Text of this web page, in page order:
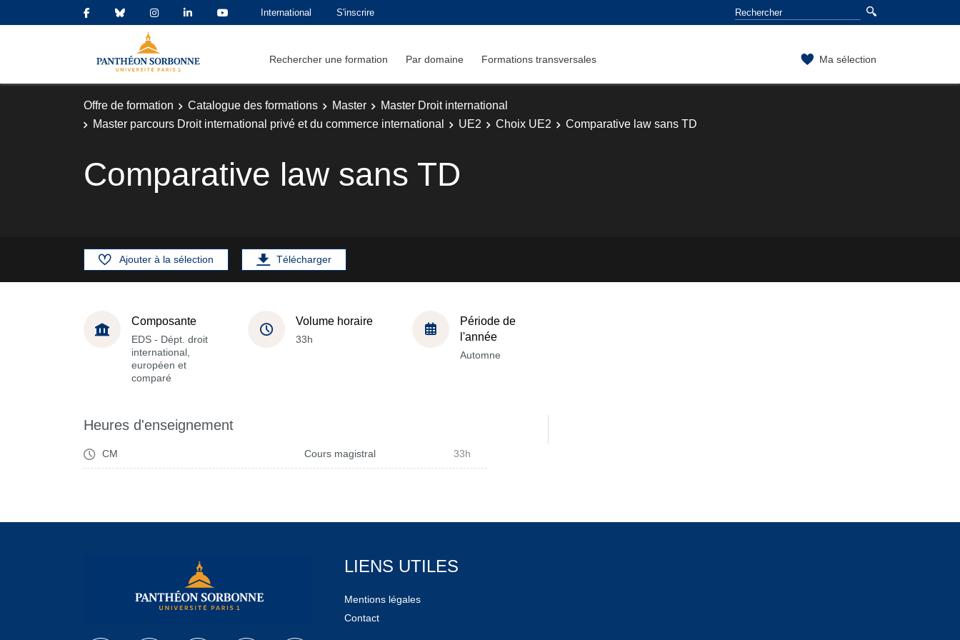
International S'inscrire
Rechercher une formation Par domaine Formations transversales Ma sélection
Offre de formation Catalogue des formations Master
Master Droit international
Master parcours Droit international privé et du commerce international
UE2 Choix UE2 Comparative law sans TD
Comparative law sans TD
Ajouter à la sélection Télécharger
Composante
EDS - Dépt. droit
international,
européen et
comparé
Volume horaire
33h
Période de
l'année
Automne
Heures d'enseignement
CM Cours magistral 33h
LIENS UTILES
Mentions légales
Contact